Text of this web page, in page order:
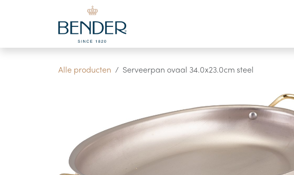
Overslaan naar inhoud
Alle producten Serveerpan ovaal 34.0x23.0cm steel